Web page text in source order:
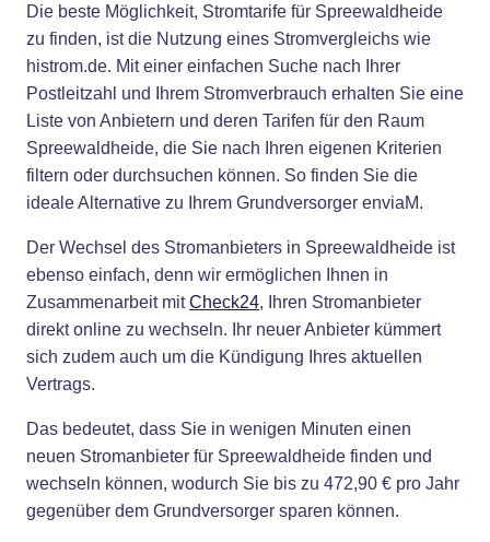
Die beste Möglichkeit, Stromtarife für Spreewaldheide
zu finden, ist die Nutzung eines Stromvergleichs wie
histrom.de. Mit einer einfachen Suche nach Ihrer
Postleitzahl und Ihrem Stromverbrauch erhalten Sie eine
Liste von Anbietern und deren Tarifen für den Raum
Spreewaldheide, die Sie nach Ihren eigenen Kriterien
filtern oder durchsuchen können. So finden Sie die
ideale Alternative zu Ihrem Grundversorger enviaM.
Der Wechsel des Stromanbieters in Spreewaldheide ist
ebenso einfach, denn wir ermöglichen Ihnen in
Zusammenarbeit mitCheck24, Ihren Stromanbieter
direkt online zu wechseln. Ihr neuer Anbieter kümmert
sich zudem auch um die Kündigung Ihres aktuellen
Vertrags.
Das bedeutet, dass Sie in wenigen Minuten einen
neuen Stromanbieter für Spreewaldheide finden und
wechseln können, wodurch Sie bis zu 472,90 € pro Jahr
gegenüber dem Grundversorger sparen können.